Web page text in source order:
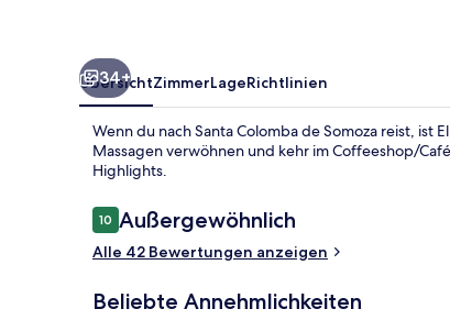
34+
ÜbersichtZimmerLageRichtlinien
Wenn du nach Santa Colomba de Somoza reist, ist
Massagen verwöhnen und kehr im Coffeeshop/
Highlights.
Bewertungen
1010 von 10.
Außergewöhnlich
Alle 42 Bewertungen anzeigen
Beliebte Annehmlichkeiten